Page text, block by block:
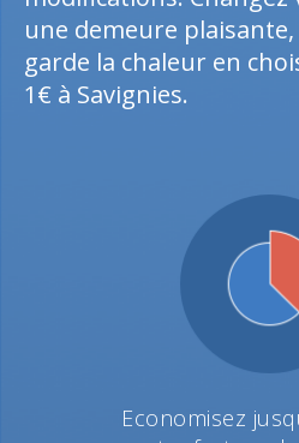
une demeure
garde la chaleur en
1€ à Savignies.
Economisez